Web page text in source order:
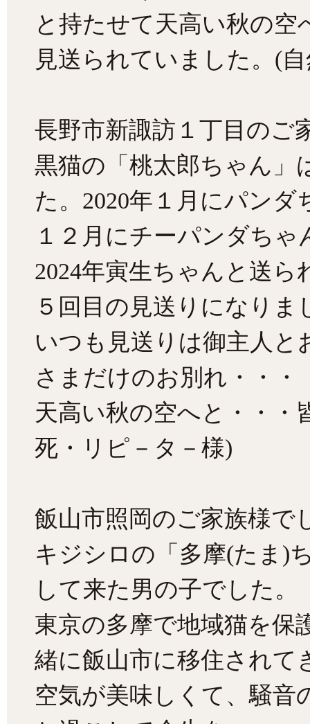
と持たせて天高い秋の空
見送られていました。(
長野市新諏訪１丁目のご
黒猫の「桃太郎ちゃん」
た。2020年１月にパンダ
１２月にチーパンダちゃ
2024年寅生ちゃんと送ら
５回目の見送りになりま
いつも見送りは御主人と
さまだけのお別れ・・・
天高い秋の空へと・・・
死・リピ－タ－様)
飯山市照岡のご家族様で
キジシロの「多摩(たま)
して来た男の子でした。
東京の多摩で地域猫を保
緒に飯山市に移住されて
空気が美味しくて、騒音